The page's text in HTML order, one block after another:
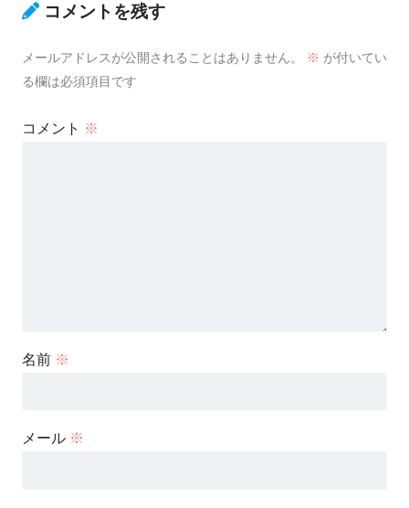
コメントを残す
メールアドレスが公開されることはありません。 ※ が付いてい
る欄は必須項目です
コメント ※
名前 ※
メール ※